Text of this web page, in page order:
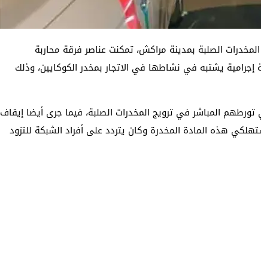
الصلبة بمدينة مراكش، تمكنت عناصر فرقة محاربة
يشتبه في نشاطها في الاتجار بمخدر الكوكايين، وذلك
المباشر في ترويج المخدرات الصلبة، فيما جرى أيضا إيقاف
هذه المادة المخدرة وكان يتردد على أفراد الشبكة للتزود